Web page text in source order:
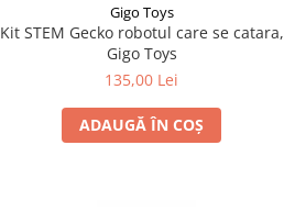
Gigo Toys
Kit STEM Gecko robotul care se catara,
Gigo Toys
135,00 Lei
ADAUGĂ ÎN COȘ